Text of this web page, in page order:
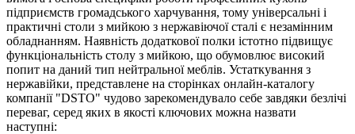
підприємств громадського харчування, тому універсальні і
практичні столи з мийкою з нержавіючої сталі є незамінним
обладнанням. Наявність додаткової полки істотно підвищує
функціональність столу з мийкою, що обумовлює високий
попит на даний тип нейтральної меблів. Устаткування з
нержавійки, представлене на сторінках онлайн-каталогу
компанії "DSTO" чудово зарекомендувало себе завдяки безлічі
переваг, серед яких в якості ключових можна назвати
наступні: